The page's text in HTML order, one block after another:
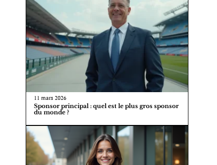
11 mars 2026
Sponsor principal : quel est le plus gros sponsor
du monde ?